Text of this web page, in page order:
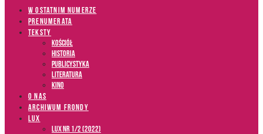
W OSTATNIM NUMERZE
PRENUMERATA
TEKSTY
Kościół
Historia
Publicystyka
Literatura
Kino
O NAS
ARCHIWUM FRONDY
LUX
LUX NR 1/2 (2022)